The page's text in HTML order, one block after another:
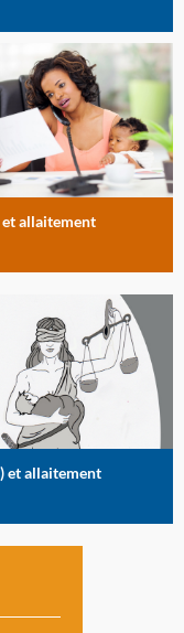
allaitement
et allaitement